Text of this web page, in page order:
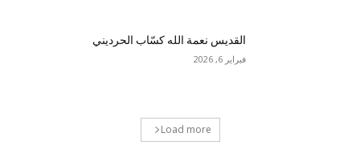
القديس نعمة الله كسّاب الحرديني
فبراير 6, 2026
Load more